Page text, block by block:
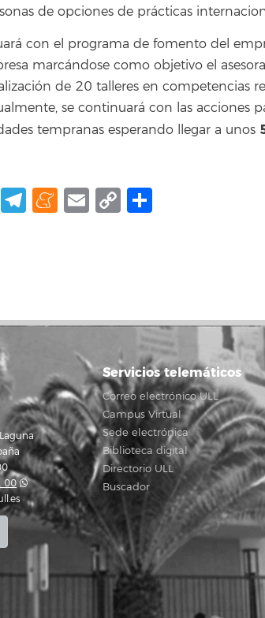
de opciones de prácticas
con el programa de fomento del
marcándose como objetivo el
de 20 talleres en competencias
se continuará con las acciones
tempranas esperando llegar a unos
WhatsApp
Telegram
Meneame
Email
Copy
00
Servicios telemáticos
Correo electrónico ULL
Campus Virtual
Sede electrónica
Biblioteca digital
Directorio ULL
Buscador